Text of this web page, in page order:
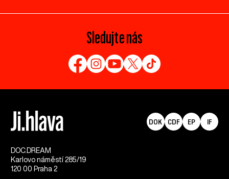
Sledujte nás
DOC.DREAM​
Karlovo náměstí 285/19
120 00 Praha 2
DOK CDF EP IF